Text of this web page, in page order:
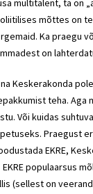
multitalent, ta on
mõttes on
Ka praegu
on
Keskerakonda
teha. Aga
Või kuidas
Praegust
EKRE,
EKREpopulaarsus
(sellest on